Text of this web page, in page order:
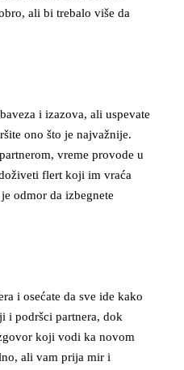
ali bi trebalo više da
i izazova, ali uspevate
ono što je najvažnije.
vreme provode u
flert koji im vraća
odmor da izbegnete
i osećate da sve ide kako
i podršci partnera, dok
koji vodi ka novom
ali vam prija mir i